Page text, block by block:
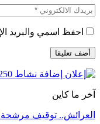
احفظ اسمي والبريد
آخر ما كاين
العرائش.. توقيف مرشحة